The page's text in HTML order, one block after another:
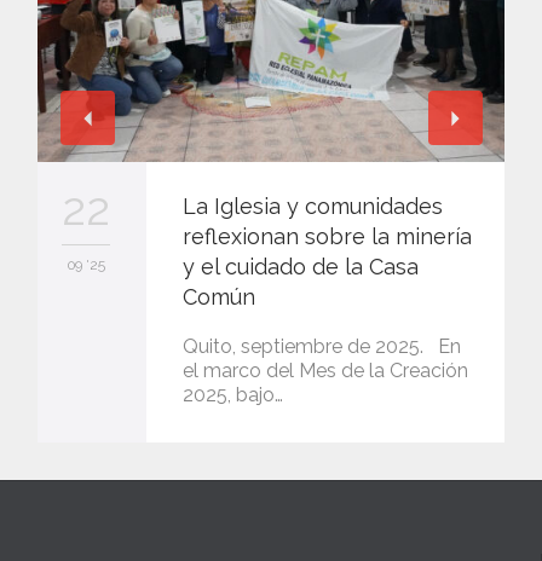
22
09 '25
La Iglesia y comunidades
reflexionan sobre la minería
y el cuidado de la Casa
Común
Quito, septiembre de 2025. En
el marco del Mes de la Creación
2025, bajo…